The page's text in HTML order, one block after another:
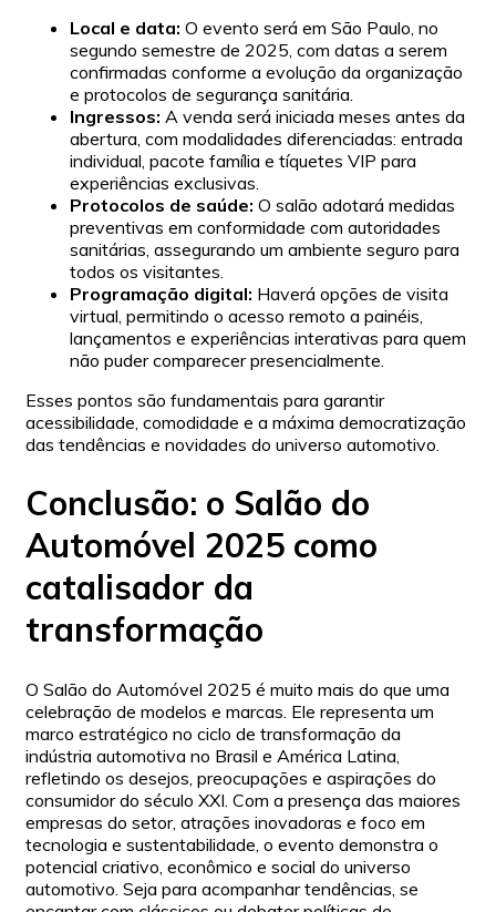
Local e data: O evento será em São Paulo, no
segundo semestre de 2025, com datas a serem
confirmadas conforme a evolução da organização
e protocolos de segurança sanitária.
Ingressos: A venda será iniciada meses antes da
abertura, com modalidades diferenciadas: entrada
individual, pacote família e tíquetes VIP para
experiências exclusivas.
Protocolos de saúde: O salão adotará medidas
preventivas em conformidade com autoridades
sanitárias, assegurando um ambiente seguro para
todos os visitantes.
Programação digital: Haverá opções de visita
virtual, permitindo o acesso remoto a painéis,
lançamentos e experiências interativas para quem
não puder comparecer presencialmente.
Esses pontos são fundamentais para garantir
acessibilidade, comodidade e a máxima democratização
das tendências e novidades do universo automotivo.
Conclusão: o Salão do
Automóvel 2025 como
catalisador da
transformação
O Salão do Automóvel 2025 é muito mais do que uma
celebração de modelos e marcas. Ele representa um
marco estratégico no ciclo de transformação da
indústria automotiva no Brasil e América Latina,
refletindo os desejos, preocupações e aspirações do
consumidor do século XXI. Com a presença das maiores
empresas do setor, atrações inovadoras e foco em
tecnologia e sustentabilidade, o evento demonstra o
potencial criativo, econômico e social do universo
automotivo. Seja para acompanhar tendências, se